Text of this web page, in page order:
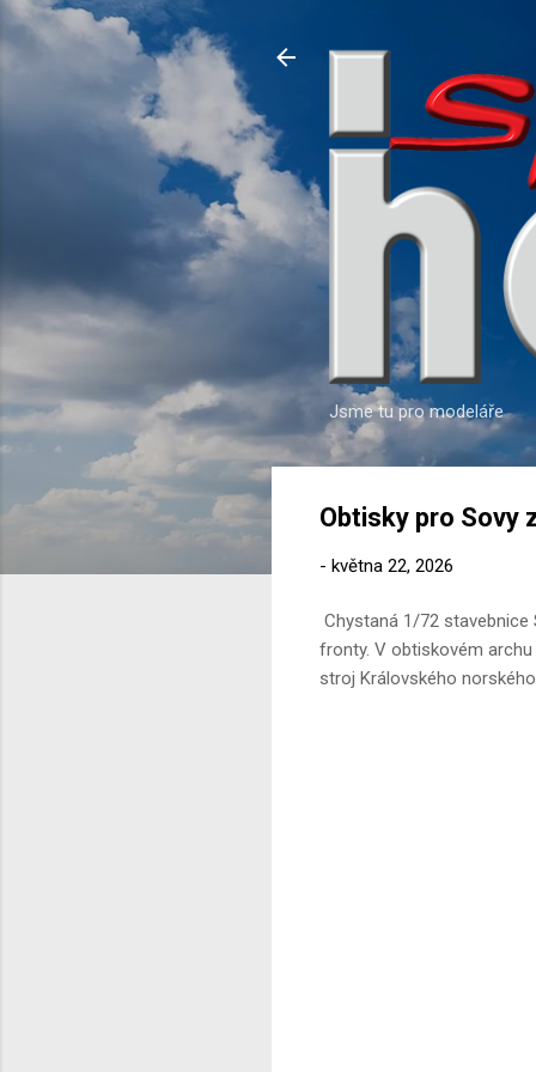
Jsme tu pro modeláře
Obtisky pro Sovy
- května 22, 2026
Chystaná 1/72 stavebnice
fronty. V obtiskovém
stroj Královského